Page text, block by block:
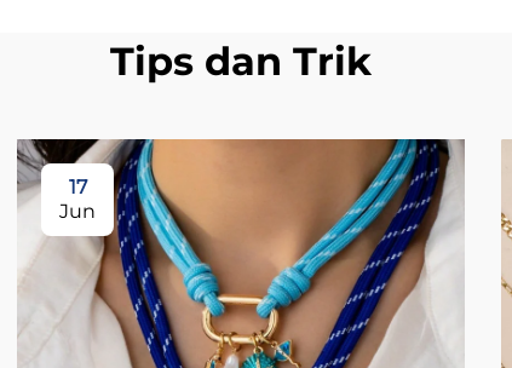
Tips dan Trik
17
Jun